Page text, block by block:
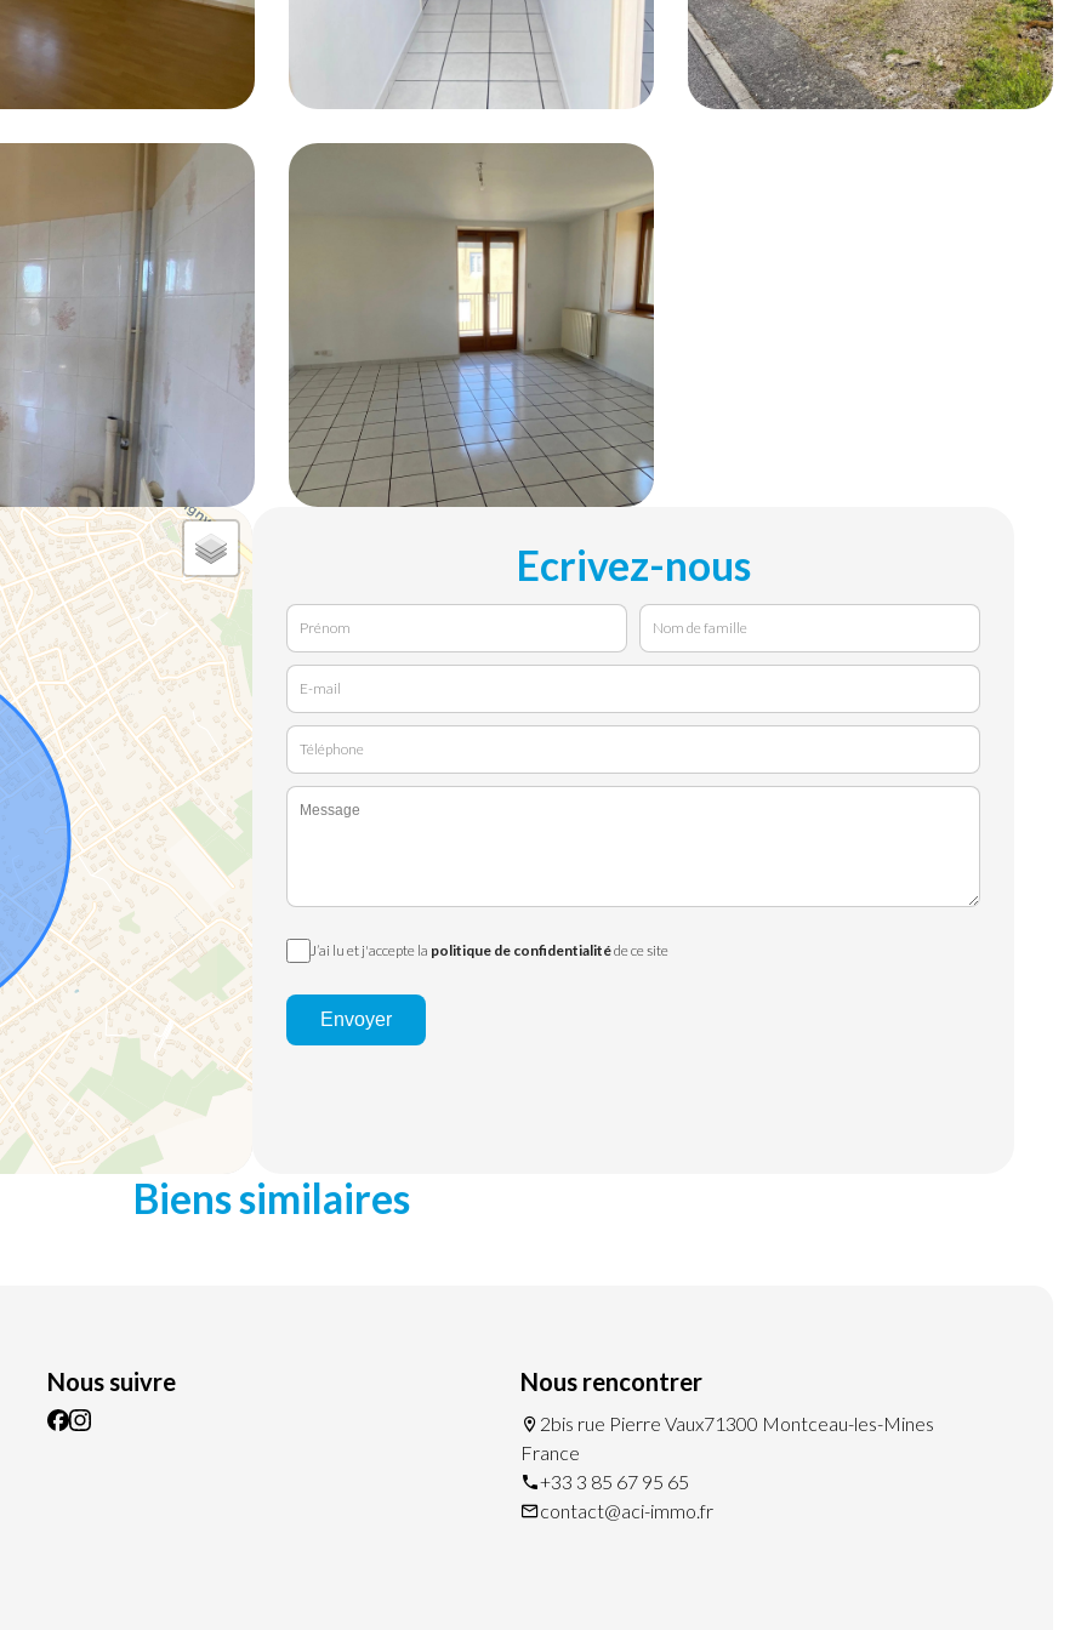
Ecrivez-nous
J’ai lu et j'accepte la politique de confidentialitéde ce site
Envoyer
Biens similaires
Nous suivre Nous rencontrer
2bis rue Pierre Vaux71300 Montceau-les-Mines
France
+33 3 85 67 95 65
contact@aci-immo.fr